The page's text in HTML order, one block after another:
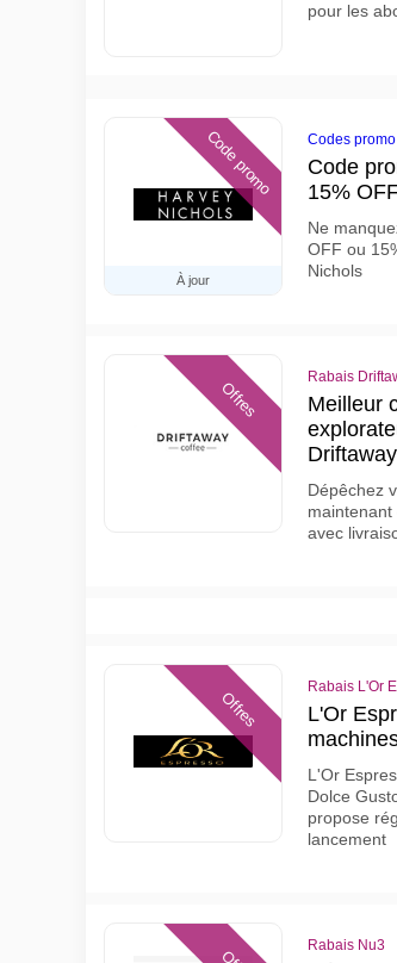
pour les
À jour
Code promo Codes
Code
15%
Ne
OFF ou
Nichols
Offres
Rabais
Meilleur
Driftaway
Dépêchez
avec
Offres
Rabais L'Or
L'Or
L'Or
Dolce
propose
lancement
Rabais Nu3